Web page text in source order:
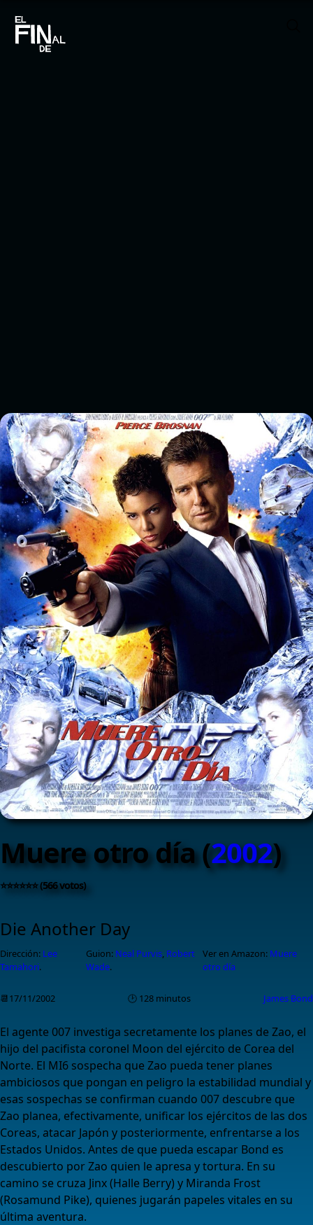
Muere otro día (2002)
⭐⭐⭐⭐⭐⭐ (566 votos)
Die Another Day
Dirección: Lee
Tamahori.
Guion: Neal Purvis, Robert
Wade.
Ver en Amazon: Muere
otro día
📆17/11/2002 🕑 128 minutos James Bond
El agente 007 investiga secretamente los planes de Zao, el
hijo del pacifista coronel Moon del ejército de Corea del
Norte. El MI6 sospecha que Zao pueda tener planes
ambiciosos que pongan en peligro la estabilidad mundial y
esas sospechas se confirman cuando 007 descubre que
Zao planea, efectivamente, unificar los ejércitos de las dos
Coreas, atacar Japón y posteriormente, enfrentarse a los
Estados Unidos. Antes de que pueda escapar Bond es
descubierto por Zao quien le apresa y tortura. En su
camino se cruza Jinx (Halle Berry) y Miranda Frost
(Rosamund Pike), quienes jugarán papeles vitales en su
última aventura.